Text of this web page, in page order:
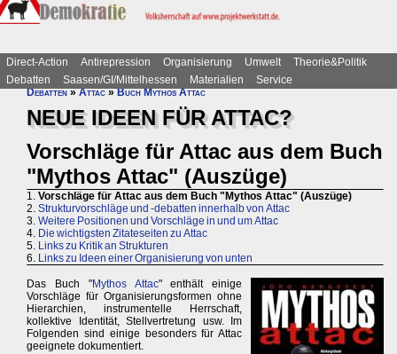
Direct-Action Antirepression Organisierung Umwelt
Theorie&Politik
Debatten
Saasen/GI/Mittelhessen Materialien
Service
Debatten»Attac»Buch Mythos Attac
NEUE IDEEN FÜR ATTAC?
Vorschläge für Attac aus dem Buch
"Mythos Attac" (Auszüge)
1. Vorschläge für Attac aus dem Buch "Mythos Attac" (Auszüge)
2. Strukturvorschläge und -debatten innerhalb von Attac
3. Weitere Positionen und Vorschläge in und um Attac
4. Die wichtigsten Zitateseiten zu Attac
5. Links zu Kritik an Strukturen
6. Links zu Ideen einer Organisierung von unten
Das Buch "Mythos Attac" enthält einige
Vorschläge für Organisierungsformen ohne
Hierarchien, instrumentelle Herrschaft,
kollektive Identität, Stellvertretung usw. Im
Folgenden sind einige besonders für Attac
geeignete dokumentiert.